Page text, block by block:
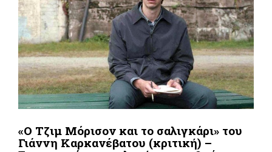
«Ο Τζιμ Μόρισον και το σαλιγκάρι» του
Γιάννη Καρκανέβατου (κριτική) –